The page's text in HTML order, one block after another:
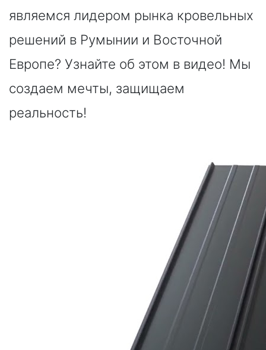
являемся лидером рынка кровельных
решений в Румынии и Восточной
Европе? Узнайте об этом в видео! Мы
создаем мечты, защищаем
реальность!